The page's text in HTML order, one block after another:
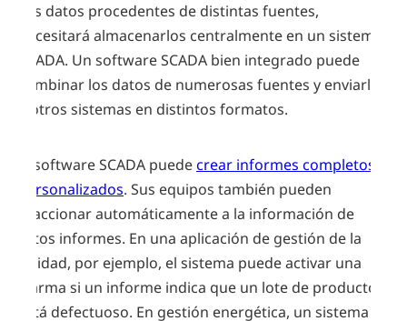
sus datos procedentes de distintas fuentes,
necesitará almacenarlos centralmente en un sistema
SCADA. Un software SCADA bien integrado puede
combinar los datos de numerosas fuentes y enviarlos
a otros sistemas en distintos formatos.
El software SCADA puedecrear informes completos y
personalizados. Sus equipos también pueden
reaccionar automáticamente a la información de
estos informes. En una aplicación de gestión de la
calidad, por ejemplo, el sistema puede activar una
alarma si un informe indica que un lote de productos
está defectuoso. En gestión energética, un sistema